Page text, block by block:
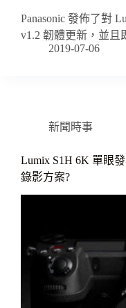
Panasonic 發佈了對
v1.2 韌體更新，並且
2019-07-06
新聞時事
Lumix S1H 6K 單眼
錄影方案?